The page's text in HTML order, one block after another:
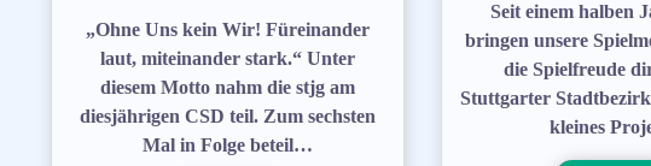
„Ohne Uns kein Wir! Füreinander
laut, miteinander stark.“ Unter
diesem Motto nahm die stjg am
diesjährigen CSD teil. Zum sechsten
Mal in Folge beteil…
Seit einem halben
bringen unsere
die Spielfreude
Stuttgarter
kleines